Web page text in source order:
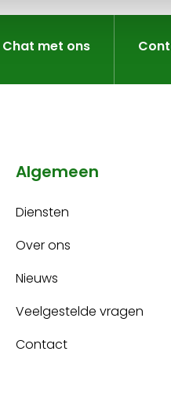
Chat met ons
Algemeen
Diensten
Over ons
Nieuws
Veelgestelde vragen
Contact